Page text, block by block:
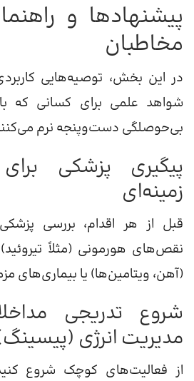
پیشنهادها و
مخاطبان
در این بخش، توصیه‌هایی
شواهد علمی برای کسانی که
بی‌حوصلگی دست‌وپنجه نرم
پیگیری پزشکی
زمینه‌ای
قبل از هر اقدام، بررسی
نقص‌های هورمونی (مثلاً
(آهن، ویتامین‌ها) یا بیماری‌های
شروع تدریجی
مدیریت انرژی
از فعالیت‌های کوچک شروع